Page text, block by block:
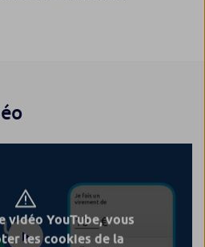
vidéo YouTube, vous
les cookies de la